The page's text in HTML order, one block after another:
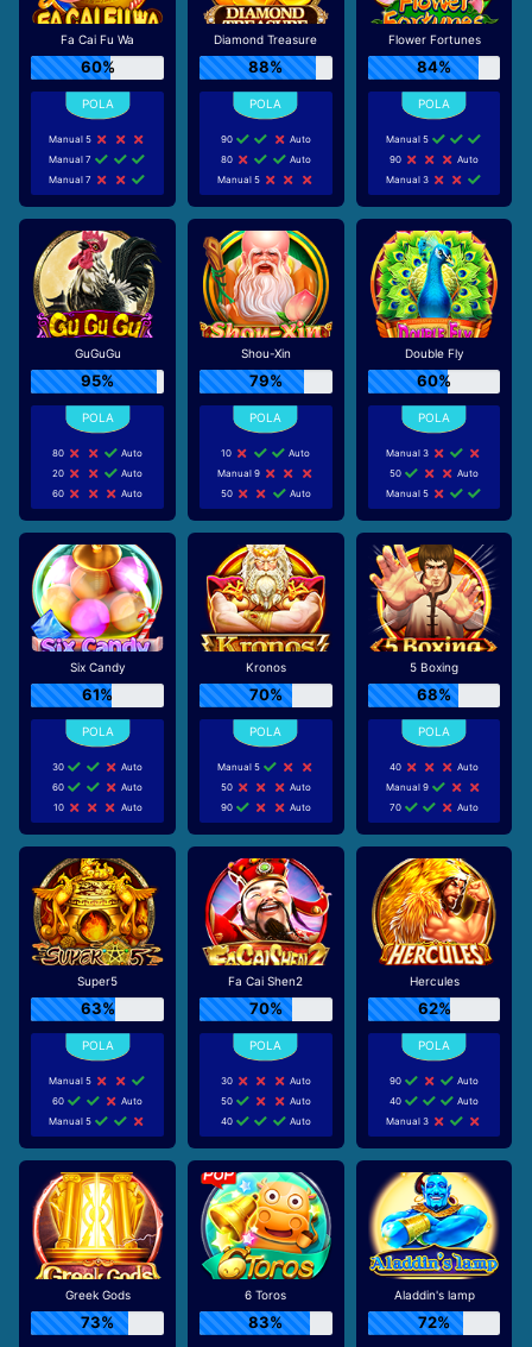
Fa Cai Fu Wa
60%
Manual 5
Manual 7
Manual 7
Diamond Treasure
88%
90
Auto
80
Auto
Manual 5
Flower Fortunes
84%
Manual 5
90
Auto
Manual 3
GuGuGu
95%
80
Auto
20
Auto
60
Auto
Shou-Xin
79%
10
Auto
Manual 9
50
Auto
Double Fly
60%
Manual 3
50
Auto
Manual 5
Six Candy
61%
30
Auto
60
Auto
10
Auto
Kronos
70%
Manual 5
50
Auto
90
Auto
5 Boxing
68%
40
Auto
Manual 9
70
Auto
Super5
63%
Manual 5
60
Auto
Manual 5
Fa Cai Shen2
70%
30
Auto
50
Auto
40
Auto
Hercules
62%
90
Auto
40
Auto
Manual 3
Greek Gods
73%
6 Toros
83%
Aladdin's lamp
72%